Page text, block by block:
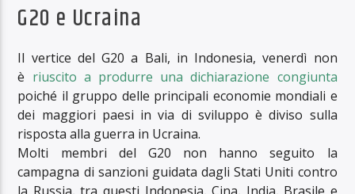
G20 e Ucraina
Il vertice del G20 a Bali, in Indonesia, venerdì non
è riuscito a produrre una dichiarazione congiunta
poiché il gruppo delle principali economie mondiali e
dei maggiori paesi in via di sviluppo è diviso sulla
risposta alla guerra in Ucraina.
Molti membri del G20 non hanno seguito la
campagna di sanzioni guidata dagli Stati Uniti contro